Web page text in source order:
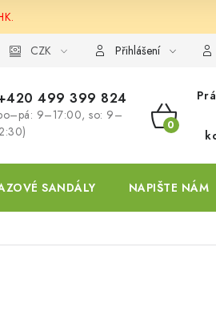
CZK Přihlášení
499 399 824
9–17:00, so: 9–
KOŠÍK
SANDÁLY NAPIŠTE NÁM